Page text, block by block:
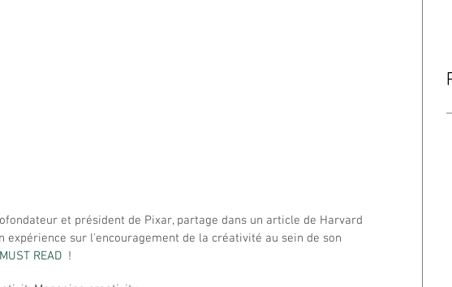
et président de Pixar, partage dans un article de Harvard
expérience sur l'encouragement de la créativité au sein de son
READ  !